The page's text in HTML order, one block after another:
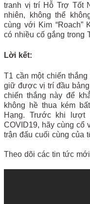
tranh vị trí Hỗ Trợ Tốt
nhiên, không thể
cùng với Kim “Roach”
có nhiều cố gắng trong
Lời kết:
T1 cần một chiến
giữ được vị trí đầu
chiến thắng này để
không hề thua kém
Hạng. Trước khi
COVID19, hãy cùng cổ
trận đấu cuối cùng của
Theo dõi các tin tức